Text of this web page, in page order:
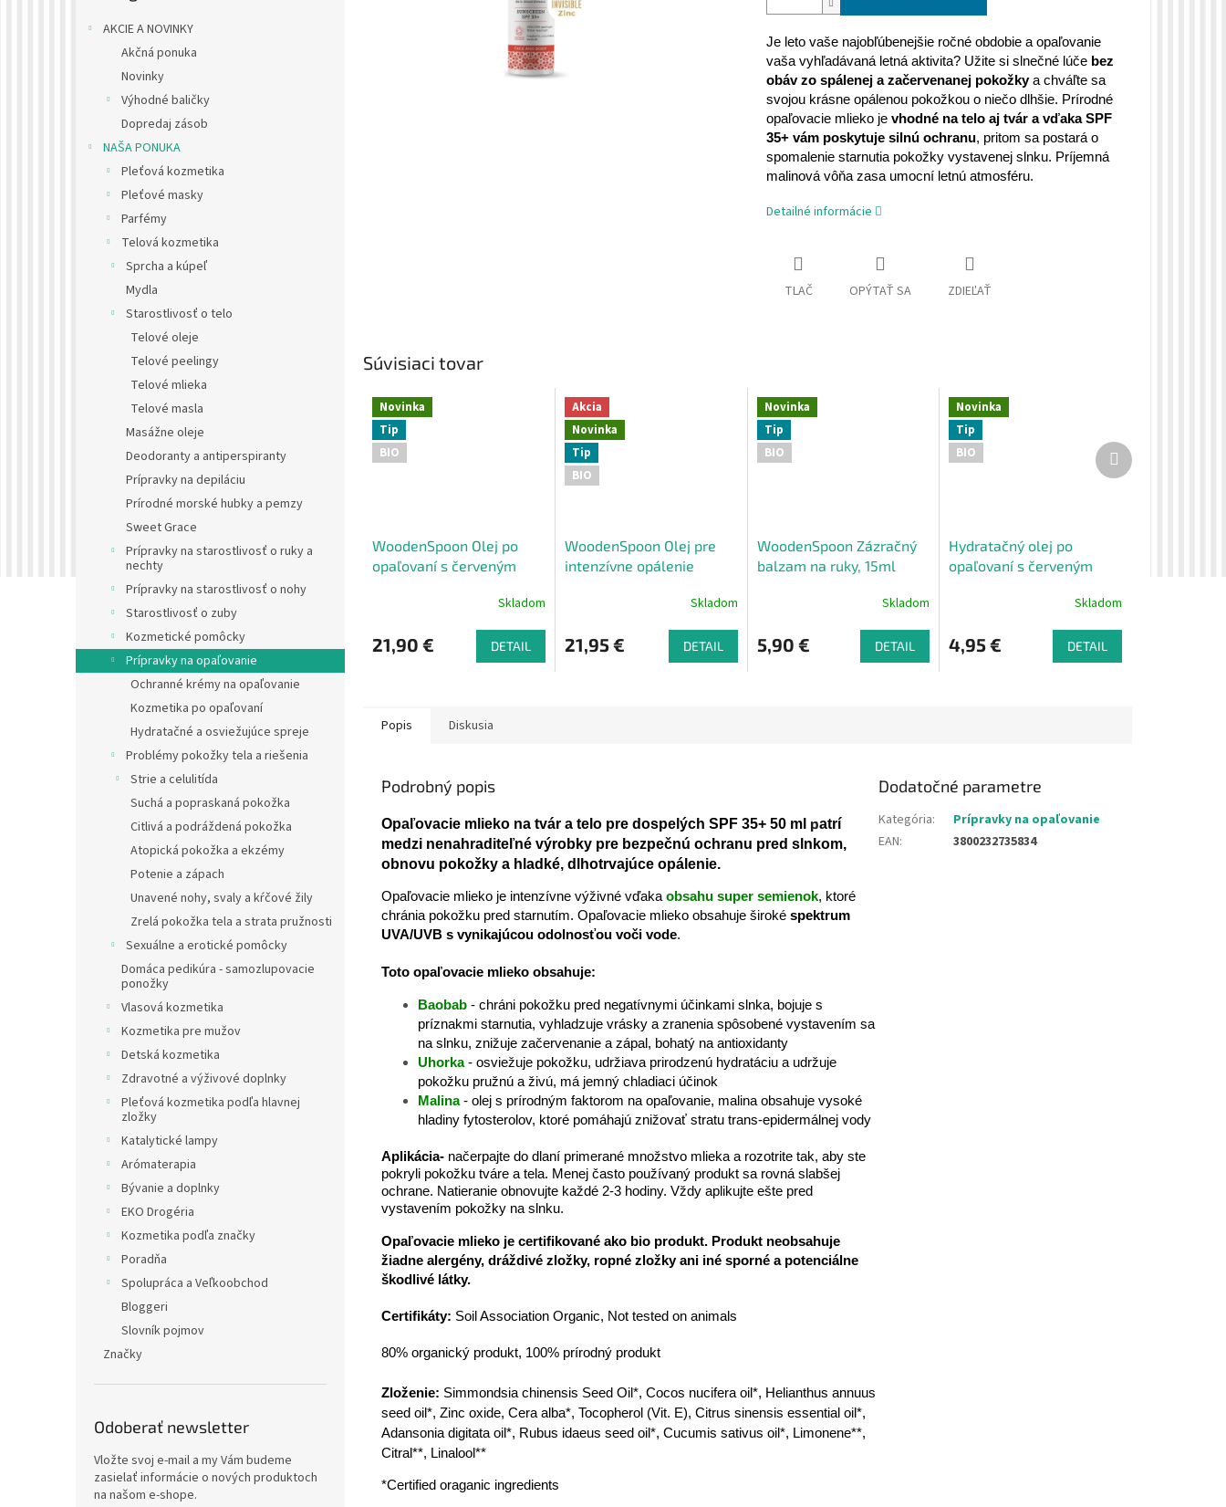
AKCIE A NOVINKY
Akčná ponuka
Novinky
Výhodné baličky
Dopredaj zásob
NAŠA PONUKA
Pleťová kozmetika
Pleťové masky
Parfémy
Telová kozmetika
Sprcha a kúpeľ
Mydla
Starostlivosť o telo
Telové oleje
Telové peelingy
Telové mlieka
Telové masla
Masážne oleje
Deodoranty a antiperspiranty
Prípravky na depiláciu
Prírodné morské hubky a pemzy
Sweet Grace
Prípravky na starostlivosť o ruky a
nechty
Prípravky na starostlivosť o nohy
Starostlivosť o zuby
Kozmetické pomôcky
Prípravky na opaľovanie
Ochranné krémy na opaľovanie
Kozmetika po opaľovaní
Hydratačné a osviežujúce spreje
Problémy pokožky tela a riešenia
Strie a celulitída
Suchá a popraskaná pokožka
Citlivá a podráždená pokožka
Atopická pokožka a ekzémy
Potenie a zápach
Unavené nohy, svaly a kŕčové žily
Zrelá pokožka tela a strata pružnosti
Sexuálne a erotické pomôcky
Domáca pedikúra - samozlupovacie
ponožky
Vlasová kozmetika
Kozmetika pre mužov
Detská kozmetika
Zdravotné a výživové doplnky
Pleťová kozmetika podľa hlavnej
zložky
Katalytické lampy
Arómaterapia
Bývanie a doplnky
EKO Drogéria
Kozmetika podľa značky
Poradňa
Spolupráca a Veľkoobchod
Bloggeri
Slovník pojmov
Značky
Odoberať newsletter
Vložte svoj e-mail a my Vám budeme
zasielať informácie o nových produktoch
na našom e-shope.
Je leto vaše najobľúbenejšie ročné obdobie a opaľovanie
vaša vyhľadávaná letná aktivita? Užite si slnečné lúče bez
obáv zo spálenej a začervenanej pokožkya chváľte sa
svojou krásne opálenou pokožkou o niečo dlhšie. Prírodné
opaľovacie mlieko je vhodné na telo aj tvár a vďaka SPF
35+ vám poskytuje silnú ochranu, pritom sa postará o
spomalenie starnutia pokožky vystavenej slnku. Príjemná
malinová vôňa zasa umocní letnú atmosféru.
Detailné informácie
TLAČ OPÝTAŤ SA ZDIEĽAŤ
Súvisiaci tovar
Novinka
Tip
BIO
WoodenSpoon Olej po
opaľovaní s červeným
Skladom
21,90 € DETAIL
Akcia
Novinka
Tip
BIO
WoodenSpoon Olej pre
intenzívne opálenie
Skladom
21,95 € DETAIL
Novinka
Tip
BIO
WoodenSpoon Zázračný
balzam na ruky, 15ml
Skladom
5,90 € DETAIL
Novinka
Tip
BIO
Hydratačný olej po
opaľovaní s červeným
Skladom
4,95 € DETAIL
Ďalší
produkt
Popis Diskusia
Podrobný popis
Opaľovacie mlieko na tvár a telo pre dospelých SPF 35+ 50 ml patrí
medzi nenahraditeľné výrobky pre bezpečnú ochranu pred slnkom,
obnovu pokožky a hladké, dlhotrvajúce opálenie.
Opaľovacie mlieko je intenzívne výživné vďaka obsahu super semienok, ktoré
chránia pokožku pred starnutím. Opaľovacie mlieko obsahuje široké spektrum
UVA/UVB s vynikajúcou odolnosťou voči vode.
Toto opaľovacie mlieko obsahuje:
Baobab - chráni pokožku pred negatívnymi účinkami slnka, bojuje s
príznakmi starnutia, vyhladzuje vrásky a zranenia spôsobené vystavením sa
na slnku, znižuje začervenanie a zápal, bohatý na antioxidanty
Uhorka- osviežuje pokožku, udržiava prirodzenú hydratáciu a udržuje
pokožku pružnú a živú, má jemný chladiaci účinok
Malina- olej s prírodným faktorom na opaľovanie, malina obsahuje vysoké
hladiny fytosterolov, ktoré pomáhajú znižovať stratu trans-epidermálnej vody
Aplikácia- načerpajte do dlaní primerané množstvo mlieka a rozotrite tak, aby ste
pokryli pokožku tváre a tela. Menej často používaný produkt sa rovná slabšej
ochrane. Natieranie obnovujte každé 2-3 hodiny. Vždy aplikujte ešte pred
vystavením pokožky na slnku.
Opaľovacie mlieko je certifikované ako bio produkt. Produkt neobsahuje
žiadne alergény, dráždivé zložky, ropné zložky ani iné sporné a potenciálne
škodlivé látky.
Certifikáty: Soil Association Organic, Not tested on animals
80% organický produkt, 100% prírodný produkt
Zloženie: Simmondsia chinensis Seed Oil*, Cocos nucifera oil*, Helianthus annuus
seed oil*, Zinc oxide, Cera alba*, Tocopherol (Vit. Е), Citrus sinensis essential oil*,
Adansonia digitata oil*, Rubus idaeus seed oil*, Cucumis sativus oil*, Limonene**,
Citral**, Linalool**
*Certified oraganic ingredients
Dodatočné parametre
Kategória:
Prípravky na opaľovanie
EAN: 3800232735834